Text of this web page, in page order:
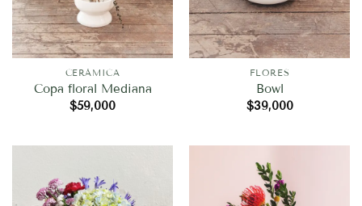
CERÁMICA
Copa floral Mediana
$59,000
FLORES
Bowl
$39,000